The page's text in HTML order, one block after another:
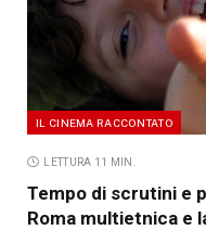
IL CINEMA RACCONTATO
LETTURA 11 MIN.
Tempo di scrutini e
Roma multietnica e